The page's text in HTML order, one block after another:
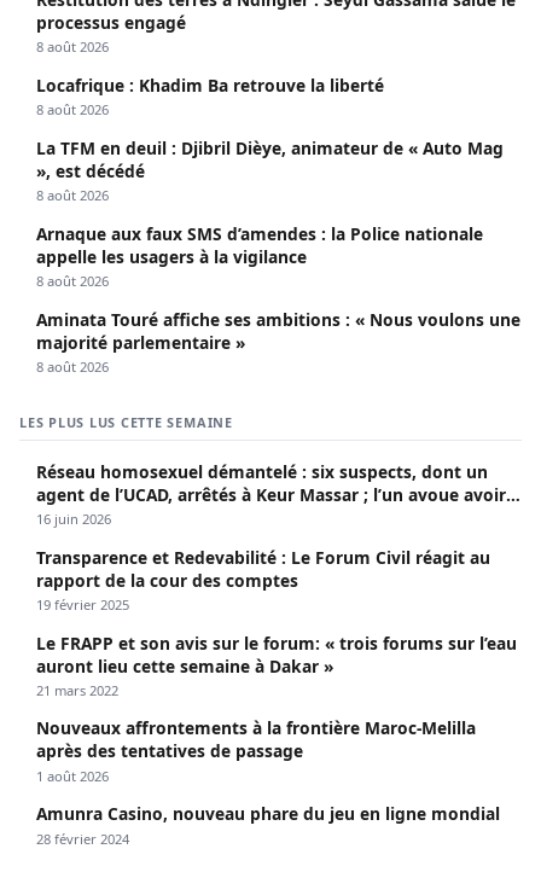
processus engagé
8 août 2026
Locafrique : Khadim Ba retrouve la liberté
8 août 2026
La TFM en deuil : Djibril Dièye, animateur de « Auto Mag
», est décédé
8 août 2026
Arnaque aux faux SMS d’amendes : la Police nationale
appelle les usagers à la vigilance
8 août 2026
Aminata Touré affiche ses ambitions : « Nous voulons une
majorité parlementaire »
8 août 2026
LES PLUS LUS CETTE SEMAINE
Réseau homosexuel démantelé : six suspects, dont un
agent de l’UCAD, arrêtés à Keur Massar ; l’un avoue avoir
propagé le VIH depuis 2018
16 juin 2026
Transparence et Redevabilité : Le Forum Civil réagit au
rapport de la cour des comptes
19 février 2025
Le FRAPP et son avis sur le forum: « trois forums sur l’eau
auront lieu cette semaine à Dakar »
21 mars 2022
Nouveaux affrontements à la frontière Maroc-Melilla
après des tentatives de passage
1 août 2026
Amunra Casino, nouveau phare du jeu en ligne mondial
28 février 2024